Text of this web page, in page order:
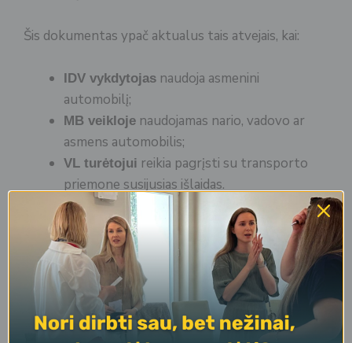
Šis dokumentas ypač aktualus tais atvejais, kai:
IDV vykdytojas naudoja asmenini
automobilį;
MB veikloje naudojamas nario, vadovo ar
asmens automobilis;
VL turėtojui reikia pagrįsti su transporto
priemone susijusias išlaidas.
Po įsigijimo sutarties šablonas pateikiamas
elektroniniu formatu